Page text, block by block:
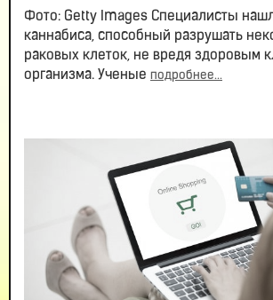
Фото: Getty Images Специалисты
каннабиса, способный разрушать
раковых клеток, не вредя здоровым
организма. Ученые подробнее...